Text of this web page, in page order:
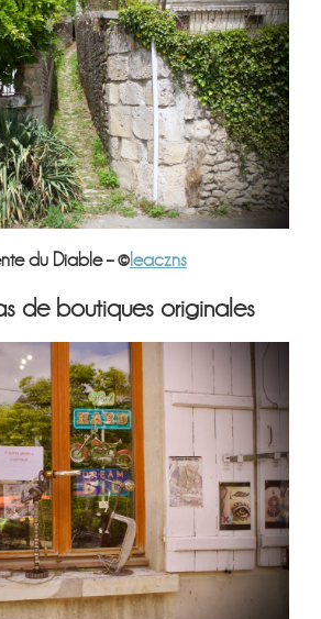
du Diable – ©leaczns
de boutiques originales